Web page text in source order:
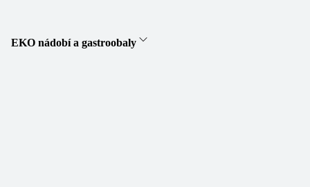
EKO nádobí a gastroobaly